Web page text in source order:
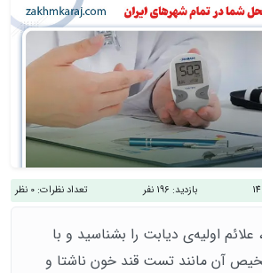
بازدید: 196 نفر تعداد نظرات: 0 نظر
علائم اولیه‌ی دیابت را بشناسید و با
آن مانند تست قند خون ناشتا و